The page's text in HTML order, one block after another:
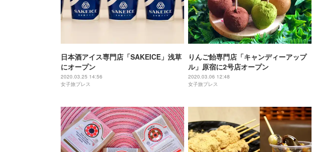
日本酒アイス専門店「SAKEICE」浅草
にオープン
2020.03.25 14:56
女子旅プレス
りんご飴専門店「キャンディーアップ
ル」原宿に2号店オープン
2020.03.06 12:48
女子旅プレス